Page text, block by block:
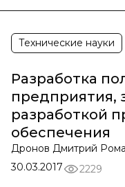
Технические науки
Разработка
предприятия,
разработкой
обеспечения
Дронов Дмитрий
30.03.2017
2229